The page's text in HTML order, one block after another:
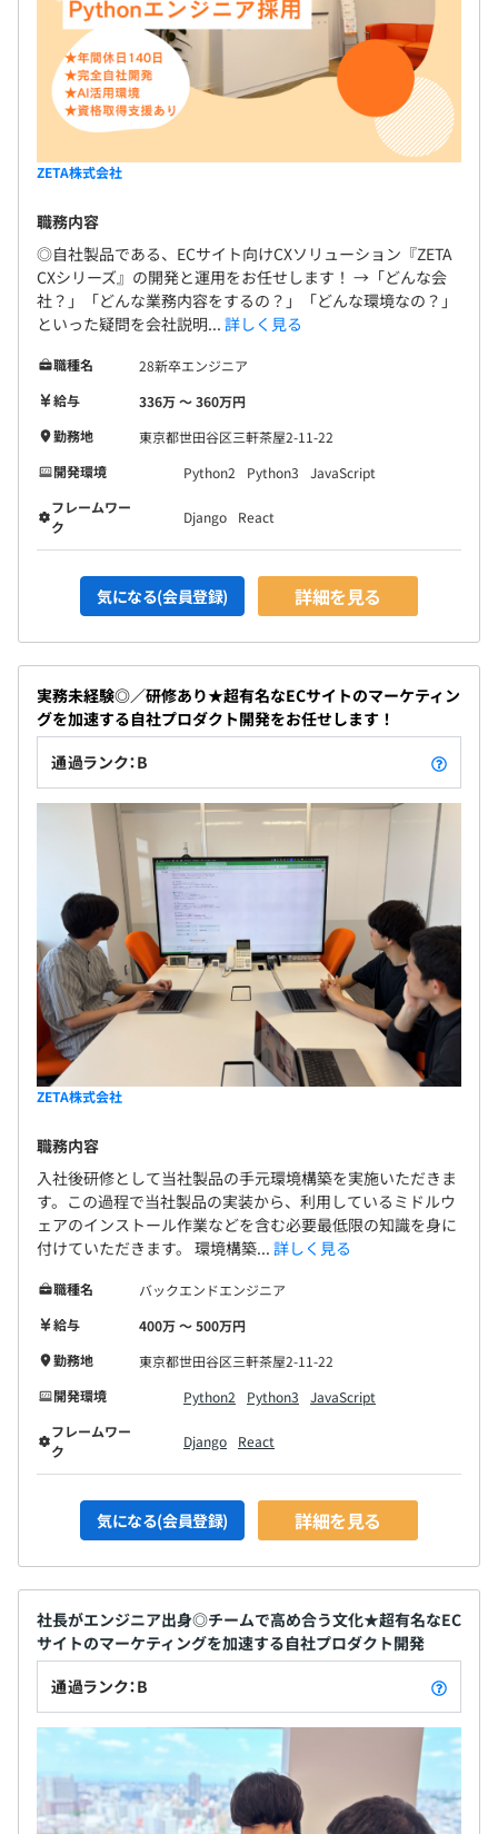
ZETA株式会社
職務内容
◎自社製品である、ECサイト向けCXソリューション『ZETA
CXシリーズ』の開発と運用をお任せします！ →「どんな会
社？」「どんな業務内容をするの？」「どんな環境なの？」
といった疑問を会社説明... 詳しく見る
職種名
28新卒エンジニア
給与
336万 〜 360万円
勤務地
東京都世田谷区三軒茶屋2-11-22
開発環境
Python2 Python3
JavaScript
フレームワー
ク
Django React
気になる(会員登録) 詳細を見る
実務未経験◎／研修あり★超有名なECサイトのマーケティン
グを加速する自社プロダクト開発をお任せします！
通過ランク：B
ZETA株式会社
職務内容
入社後研修として当社製品の手元環境構築を実施いただきま
す。この過程で当社製品の実装から、利用しているミドルウ
ェアのインストール作業などを含む必要最低限の知識を身に
付けていただきます。 環境構築... 詳しく見る
職種名
バックエンドエンジニア
給与
400万 〜 500万円
勤務地
東京都世田谷区三軒茶屋2-11-22
開発環境
Python2 Python3
JavaScript
フレームワー
ク
Django React
気になる(会員登録) 詳細を見る
社長がエンジニア出身◎チームで高め合う文化★超有名なEC
サイトのマーケティングを加速する自社プロダクト開発
通過ランク：B